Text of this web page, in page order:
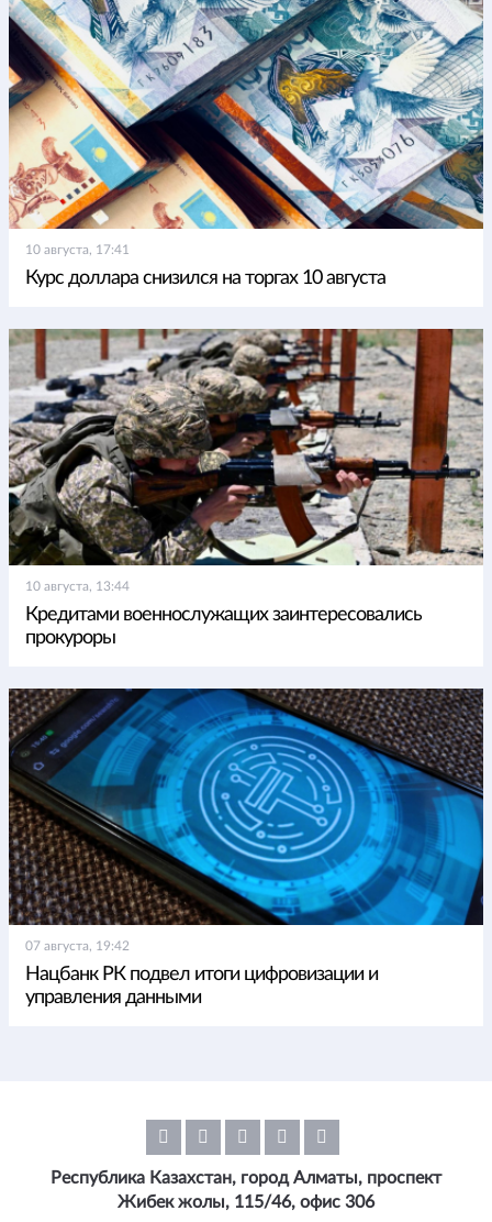
10 августа, 17:41
Курс доллара снизился на торгах 10 августа
10 августа, 13:44
Кредитами военнослужащих заинтересовались
прокуроры
07 августа, 19:42
Нацбанк РК подвел итоги цифровизации и
управления данными
Республика Казахстан, город Алматы, проспект
Жибек жолы, 115/46, офис 306